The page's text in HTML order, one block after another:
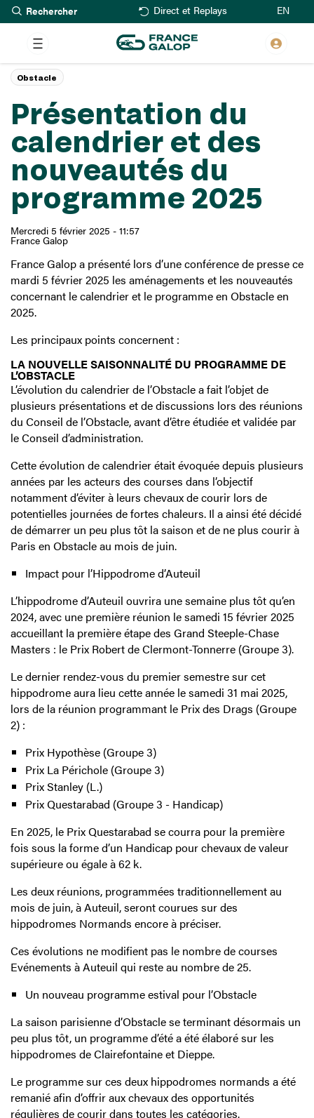
Aller
au
contenu
principal
Rechercher Direct et Replays EN
Présentation du
calendrier et des
nouveautés du
programme 2025
Mercredi 5 février 2025 - 11:57
France Galop
Obstacle
France Galop a présenté lors d’une conférence de presse ce
mardi 5 février 2025 les aménagements et les nouveautés
concernant le calendrier et le programme en Obstacle en
2025.
Les principaux points concernent :
LA NOUVELLE SAISONNALITÉ DU PROGRAMME DE
L’OBSTACLE
L’évolution du calendrier de l’Obstacle a fait l’objet de
plusieurs présentations et de discussions lors des réunions
du Conseil de l’Obstacle, avant d’être étudiée et validée par
le Conseil d’administration.
Cette évolution de calendrier était évoquée depuis plusieurs
années par les acteurs des courses dans l’objectif
notamment d’éviter à leurs chevaux de courir lors de
potentielles journées de fortes chaleurs. Il a ainsi été décidé
de démarrer un peu plus tôt la saison et de ne plus courir à
Paris en Obstacle au mois de juin.
Impact pour l’Hippodrome d’Auteuil
L’hippodrome d’Auteuil ouvrira une semaine plus tôt qu’en
2024, avec une première réunion le samedi 15 février 2025
accueillant la première étape des Grand Steeple-Chase
Masters : le Prix Robert de Clermont-Tonnerre (Groupe 3).
Le dernier rendez-vous du premier semestre sur cet
hippodrome aura lieu cette année le samedi 31 mai 2025,
lors de la réunion programmant le Prix des Drags (Groupe
2) :
Prix Hypothèse (Groupe 3)
Prix La Périchole (Groupe 3)
Prix Stanley (L.)
Prix Questarabad (Groupe 3 - Handicap)
En 2025, le Prix Questarabad se courra pour la première
fois sous la forme d’un Handicap pour chevaux de valeur
supérieure ou égale à 62 k.
Les deux réunions, programmées traditionnellement au
mois de juin, à Auteuil, seront courues sur des
hippodromes Normands encore à préciser.
Ces évolutions ne modifient pas le nombre de courses
Evénements à Auteuil qui reste au nombre de 25.
Un nouveau programme estival pour l’Obstacle
La saison parisienne d’Obstacle se terminant désormais un
peu plus tôt, un programme d’été a été élaboré sur les
hippodromes de Clairefontaine et Dieppe.
Le programme sur ces deux hippodromes normands a été
remanié afin d’offrir aux chevaux des opportunités
régulières de courir dans toutes les catégories.